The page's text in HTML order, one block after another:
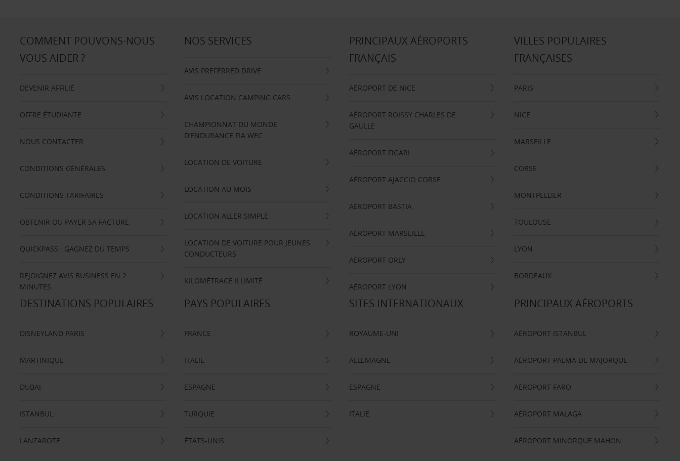
COMMENT POUVONS-NOUS
VOUS AIDER ?
DEVENIR AFFILIÉ
OFFRE ÉTUDIANTE
NOUS CONTACTER
CONDITIONS GÉNÉRALES
CONDITIONS TARIFAIRES
OBTENIR OU PAYER SA FACTURE
QUICKPASS : GAGNEZ DU TEMPS
REJOIGNEZ AVIS BUSINESS EN 2
MINUTES
NOS SERVICES
AVIS PREFERRED DRIVE
AVIS LOCATION CAMPING CARS
CHAMPIONNAT DU MONDE
D’ENDURANCE FIA WEC
LOCATION DE VOITURE
LOCATION AU MOIS
LOCATION ALLER SIMPLE
LOCATION DE VOITURE POUR JEUNES
CONDUCTEURS
KILOMÉTRAGE ILLIMITÉ
PRINCIPAUX AÉROPORTS
FRANÇAIS
AÉROPORT DE NICE
AÉROPORT ROISSY CHARLES DE
GAULLE
AÉROPORT FIGARI
AÉROPORT AJACCIO CORSE
AÉROPORT BASTIA
AÉROPORT MARSEILLE
AÉROPORT ORLY
AÉROPORT LYON
VILLES POPULAIRES
FRANÇAISES
PARIS
NICE
MARSEILLE
CORSE
MONTPELLIER
TOULOUSE
LYON
BORDEAUX
DESTINATIONS POPULAIRES
DISNEYLAND PARIS
MARTINIQUE
DUBAÏ
ISTANBUL
LANZAROTE
PAYS POPULAIRES
FRANCE
ITALIE
ESPAGNE
TURQUIE
ÉTATS-UNIS
SITES INTERNATIONAUX
ROYAUME-UNI
ALLEMAGNE
ESPAGNE
ITALIE
PRINCIPAUX AÉROPORTS
AÉROPORT ISTANBUL
AÉROPORT PALMA DE MAJORQUE
AÉROPORT FARO
AÉROPORT MALAGA
AÉROPORT MINORQUE MAHON